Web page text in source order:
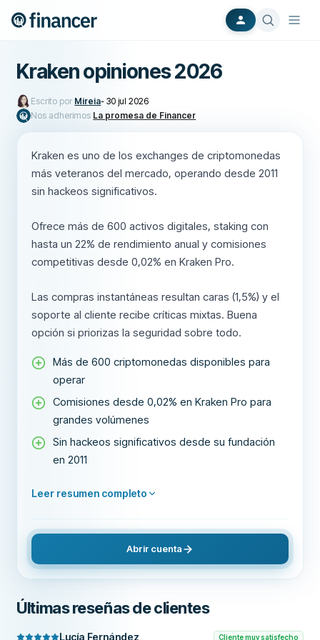
Kraken opiniones 2026
Escrito por Mireia-30 jul 2026
Nos adherimos La promesa de Financer
Kraken es uno de los exchanges de criptomonedas
más veteranos del mercado, operando desde 2011
sin hackeos significativos.
Ofrece más de 600 activos digitales, staking con
hasta un 22% de rendimiento anual y comisiones
competitivas desde 0,02% en Kraken Pro.
Las compras instantáneas resultan caras (1,5%) y el
soporte al cliente recibe críticas mixtas. Buena
opción si priorizas la seguridad sobre todo.
Más de 600 criptomonedas disponibles para
operar
Comisiones desde 0,02% en Kraken Pro para
grandes volúmenes
Sin hackeos significativos desde su fundación
en 2011
Leer resumen completo
Abrir cuenta
Últimas reseñas de clientes
Lucía Fernández Cliente muy satisfecho